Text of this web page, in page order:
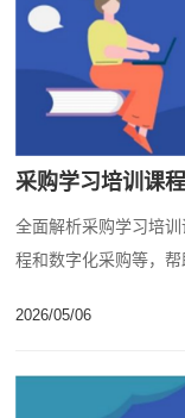
采购学习培训课
全面解析采购学习培
程和数字化采购等，
2026/05/06